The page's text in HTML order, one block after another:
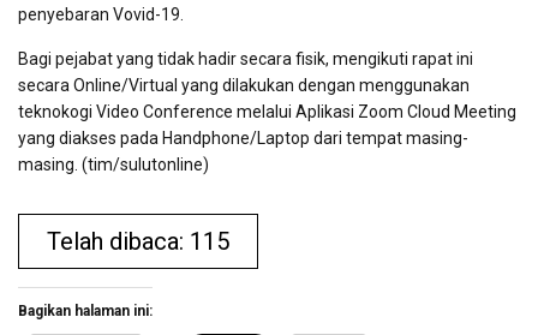
penyebaran Vovid-19.
Bagi pejabat yang tidak hadir secara fisik, mengikuti rapat ini
secara Online/Virtual yang dilakukan dengan menggunakan
teknokogi Video Conference melalui Aplikasi Zoom Cloud Meeting
yang diakses pada Handphone/Laptop dari tempat masing-
masing. (tim/sulutonline)
Telah dibaca: 115
Bagikan halaman ini: